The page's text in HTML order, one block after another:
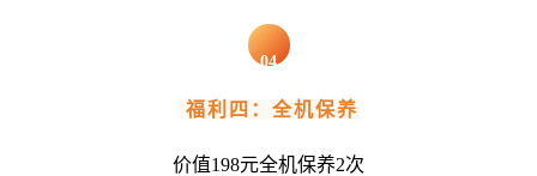
04
福利四：全机保养
价值198元全机保养2次